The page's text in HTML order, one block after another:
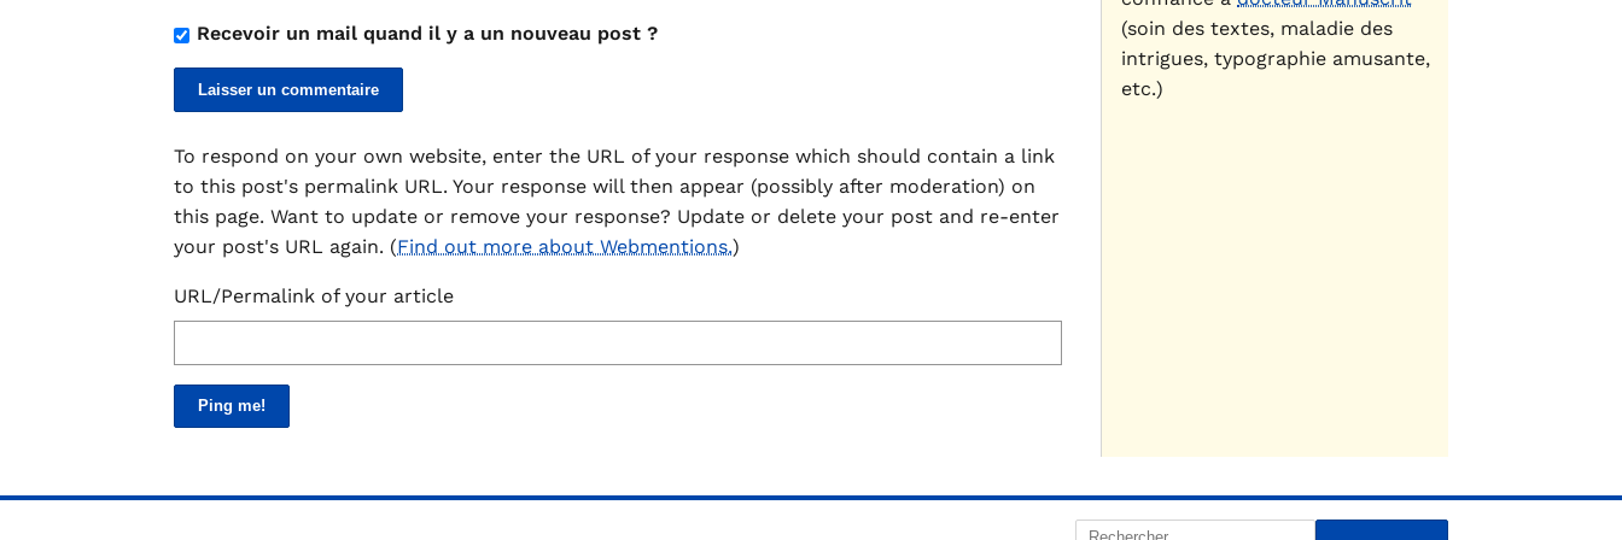
Recevoir un mail quand il y a un nouveau post ?
To respond on your own website, enter the URL of your response which should contain a link
to this post's permalink URL. Your response will then appear (possibly after moderation) on
this page. Want to update or remove your response? Update or delete your post and re-enter
your post's URL again. (Find out more about Webmentions.)
URL/Permalink of your article
(soin des textes, maladie des
intrigues, typographie amusante,
etc.)
Rechercher :